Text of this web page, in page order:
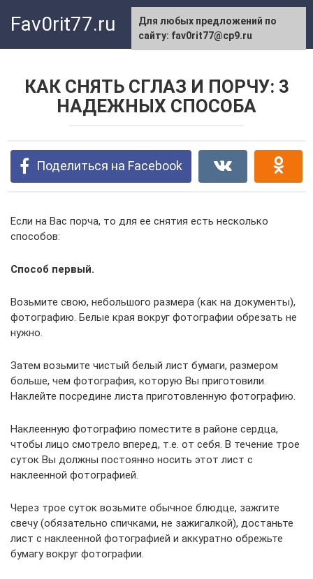
Fav0rit77.ru
КАК СНЯТЬ СГЛАЗ И ПОРЧУ: 3
НАДЕЖНЫХ СПОСОБА
Поделиться на Facebook
Если на Вас порча, то для ее снятия есть несколько
способов:
Способ первый.
Возьмите свою, небольшого размера (как на документы),
фотографию. Белые края вокруг фотографии обрезать не
нужно.
Затем возьмите чистый белый лист бумаги, размером
больше, чем фотография, которую Вы приготовили.
Наклейте посредине листа приготовленную фотографию.
Наклеенную фотографию поместите в районе сердца,
чтобы лицо смотрело вперед, т.е. от себя. В течение трое
суток Вы должны постоянно носить этот лист с
наклеенной фотографией.
Через трое суток возьмите обычное блюдце, зажгите
свечу (обязательно спичками, не зажигалкой), достаньте
лист с наклеенной фотографией и аккуратно обрежьте
бумагу вокруг фотографии.
Для любых предложений по
сайту: fav0rit77@cp9.ru